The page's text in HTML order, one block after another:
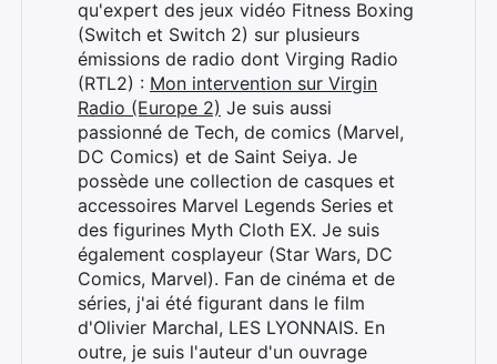
qu'expert des jeux vidéo Fitness Boxing
(Switch et Switch 2) sur plusieurs
émissions de radio dont Virging Radio
(RTL2) : Mon intervention sur Virgin
Radio (Europe 2) Je suis aussi
passionné de Tech, de comics (Marvel,
DC Comics) et de Saint Seiya. Je
possède une collection de casques et
accessoires Marvel Legends Series et
des figurines Myth Cloth EX. Je suis
également cosplayeur (Star Wars, DC
Comics, Marvel). Fan de cinéma et de
séries, j'ai été figurant dans le film
d'Olivier Marchal, LES LYONNAIS. En
outre, je suis l'auteur d'un ouvrage